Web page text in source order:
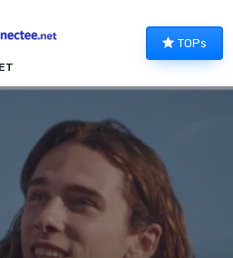
TOPs